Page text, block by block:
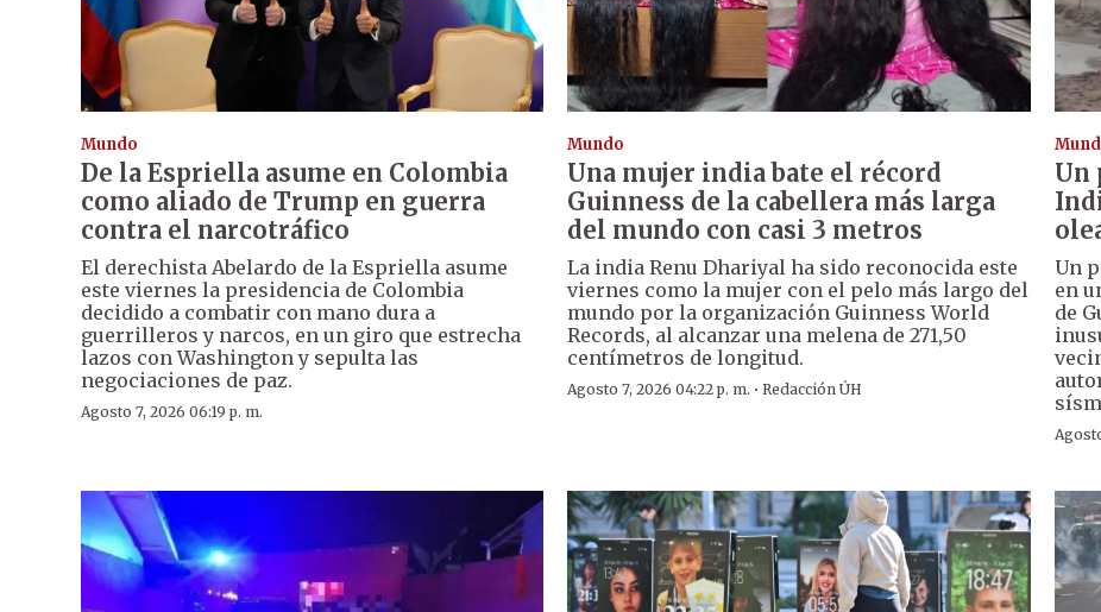
Mundo
De la Espriella asume en Colombia
como aliado de Trump en guerra
contra el narcotráfico
El derechista Abelardo de la Espriella asume
este viernes la presidencia de Colombia
decidido a combatir con mano dura a
guerrilleros y narcos, en un giro que estrecha
lazos con Washington y sepulta las
negociaciones de paz.
Agosto 7, 2026 06:19 p. m.
Mundo
Una mujer india bate el récord
Guinness de la cabellera más larga
del mundo con casi 3 metros
La india Renu Dhariyal ha sido reconocida este
viernes como la mujer con el pelo más largo del
mundo por la organización Guinness World
Records, al alcanzar una melena de 271,50
centímetros de longitud.
Agosto 7, 2026 04:22 p. m. ·Redacción ÚH
Un
Un
en
de